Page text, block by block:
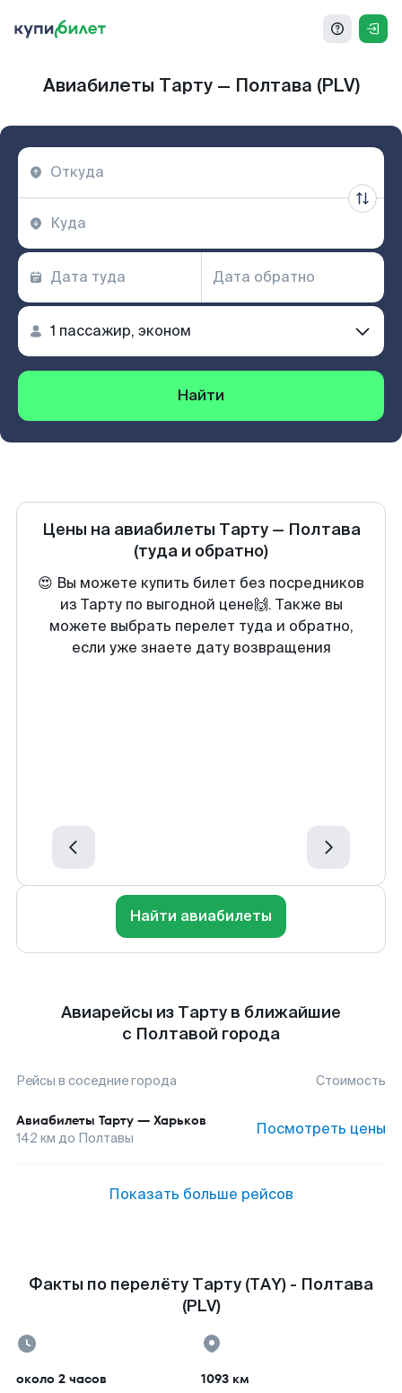
Авиабилеты Тарту — Полтава (PLV)
Найти
Цены на авиабилеты Тарту— Полтава
(туда и обратно)
😍 Вы можете купить билет без посредников
из Тарту по выгодной цене🙌. Также вы
можете выбрать перелет туда и обратно,
если уже знаете дату возвращения
Найти авиабилеты
Авиарейсы из Тарту в ближайшие
с Полтавой города
Рейсы в соседние города Стоимость
Авиабилеты Тарту — Харьков
142 км до Полтавы Посмотреть цены
Показать больше рейсов
Факты по перелёту Тарту (TAY) - Полтава
(PLV)
около 2 часов 1093 км